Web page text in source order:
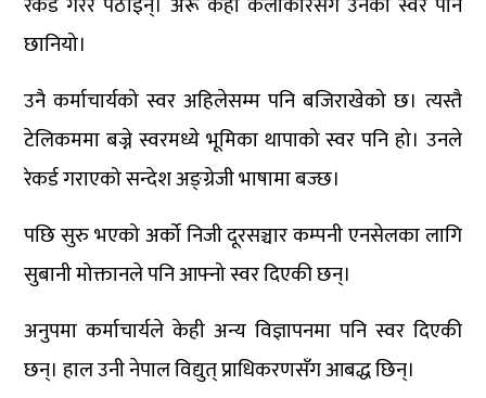
छानियो।
उनै कर्माचार्यको स्वर अहिलेसम्म पनि बजिराखेको छ। त्यस्तै
टेलिकममा बज्ने स्वरमध्ये भूमिका थापाको स्वर पनि हो। उनले
रेकर्ड गराएको सन्देश अङ्ग्रेजी भाषामा बज्छ।
पछि सुरु भएको अर्को निजी दूरसञ्चार कम्पनी एनसेलका लागि
सुबानी मोक्तानले पनि आफ्नो स्वर दिएकी छन्।
अनुपमा कर्माचार्यले केही अन्य विज्ञापनमा पनि स्वर दिएकी
छन्। हाल उनी नेपाल विद्युत् प्राधिकरणसँग आबद्ध छिन्।